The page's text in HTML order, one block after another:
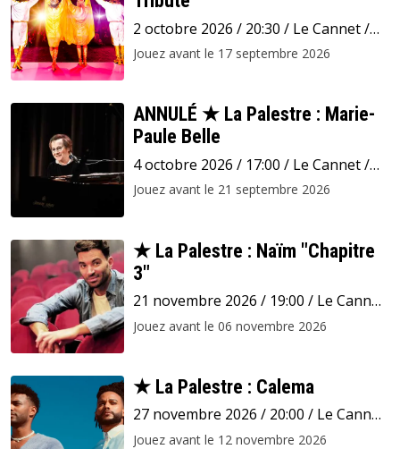
2 octobre 2026 / 20:30 / Le Cannet /
La Palestre
Jouez avant le 17 septembre 2026
ANNULÉ ★ La Palestre : Marie-
Paule Belle
4 octobre 2026 / 17:00 / Le Cannet /
La Palestre
Jouez avant le 21 septembre 2026
★ La Palestre : Naïm "Chapitre
3"
21 novembre 2026 / 19:00 / Le Cannet
/ La Palestre
Jouez avant le 06 novembre 2026
★ La Palestre : Calema
27 novembre 2026 / 20:00 / Le Cannet
/ La Palestre
Jouez avant le 12 novembre 2026